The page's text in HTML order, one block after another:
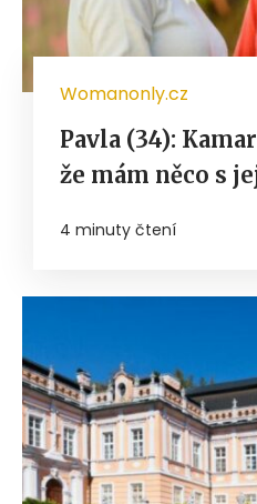
Womanonly.cz
Pavla (34):
že mám něco s
4 minuty čtení